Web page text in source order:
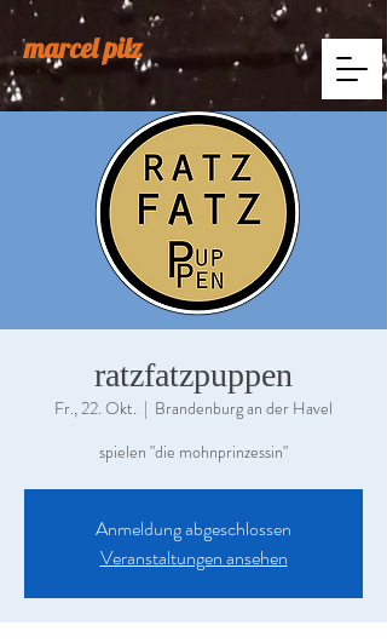
marcel pilz
ratzfatzpuppen
Fr., 22. Okt.
  |
Brandenburg an der Havel
spielen "die mohnprinzessin"
Anmeldung abgeschlossen
Veranstaltungen ansehen